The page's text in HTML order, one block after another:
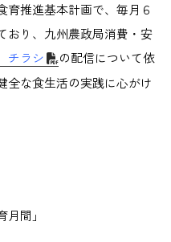
育推進基本計画で、毎月６
おり、九州農政局消費・安
チラシ
の配信について依
全な食生活の実践に心がけ
間」